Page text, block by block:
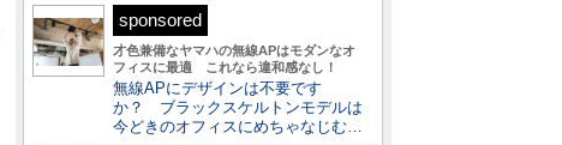
sponsored
才色兼備なヤマハの無線APはモダンなオ
フィスに最適 これなら違和感なし！
無線APにデザインは不要です
か？ ブラックスケルトンモデルは
今どきのオフィスにめちゃなじむ…